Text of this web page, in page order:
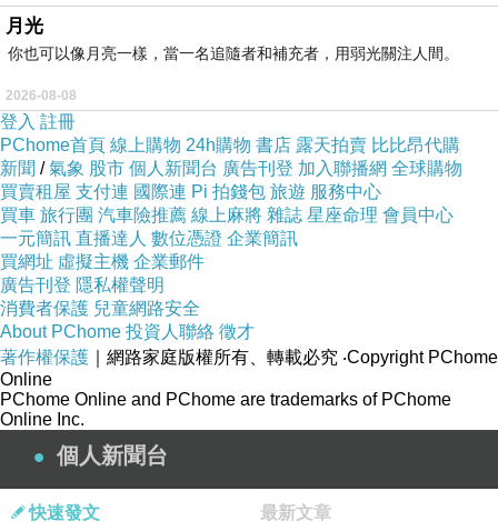
月光
你也可以像月亮一樣，當一名追隨者和補充者，用弱光關注人間。
2026-08-08
登入 註冊
PChome首頁 線上購物 24h購物 書店 露天拍賣 比比昂代購
新聞 /氣象 股市 個人新聞台 廣告刊登 加入聯播網 全球購物
買賣租屋 支付連 國際連 Pi 拍錢包 旅遊 服務中心
買車 旅行團 汽車險推薦 線上麻將 雜誌 星座命理 會員中心
一元簡訊 直播達人 數位憑證 企業簡訊
買網址 虛擬主機 企業郵件
廣告刊登 隱私權聲明
消費者保護 兒童網路安全
About PChome 投資人聯絡 徵才
著作權保護 ｜網路家庭版權所有、轉載必究 ‧Copyright PChome
Online
PChome Online and PChome are trademarks of PChome
Online Inc.
個人新聞台
快速發文 最新文章